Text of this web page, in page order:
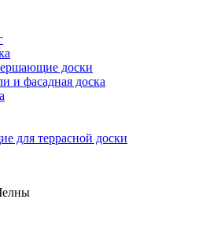
доски
и фасадная доска
для террасной доски